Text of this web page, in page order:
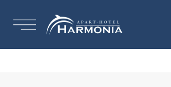
Warning: Trying to access array offset on null in